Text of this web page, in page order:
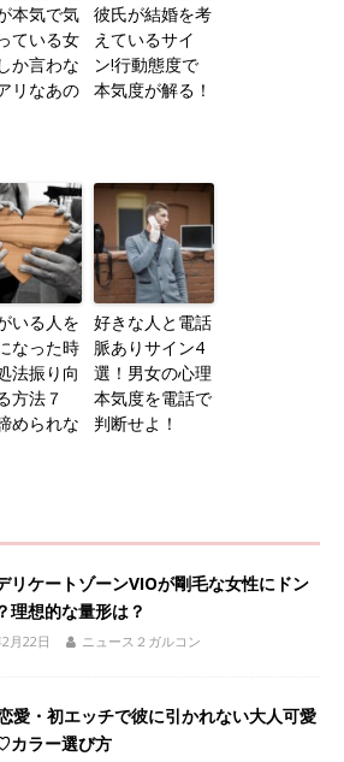
本気で気
ている女
か言わな
リなあの
彼氏が結婚を考
えているサイ
ン!行動態度で
本気度が解る！
いる人を
なった時
法振り向
方法７
められな
好きな人と電話
脈ありサイン4
選！男女の心理
本気度を電話で
判断せよ！
リケートゾーンVIOが剛毛な女性にドン
理想的な量形は？
月22日 ニュース２ガルコン
愛・初エッチで彼に引かれない大人可愛
カラー選び方